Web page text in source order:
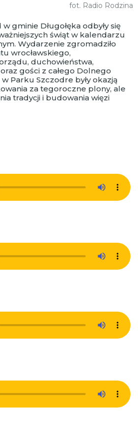
fot. Radio Rodzina
gminie Długołęka odbyły się
świąt w kalendarzu
Wydarzenie zgromadziło
wrocławskiego,
duchowieństwa,
gości z całego Dolnego
Parku Szczodre były okazją
za tegoroczne plony, ale
tradycji i budowania więzi